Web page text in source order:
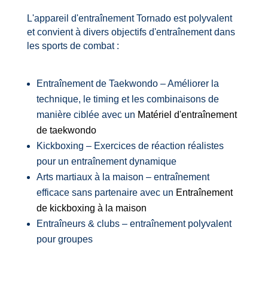
L'appareil d'entraînement Tornado est polyvalent
et convient à divers objectifs d'entraînement dans
les sports de combat :
Entraînement de Taekwondo – Améliorer la
technique, le timing et les combinaisons de
manière ciblée avec un Matériel d'entraînement
de taekwondo
Kickboxing – Exercices de réaction réalistes
pour un entraînement dynamique
Arts martiaux à la maison – entraînement
efficace sans partenaire avec un Entraînement
de kickboxing à la maison
Entraîneurs & clubs – entraînement polyvalent
pour groupes